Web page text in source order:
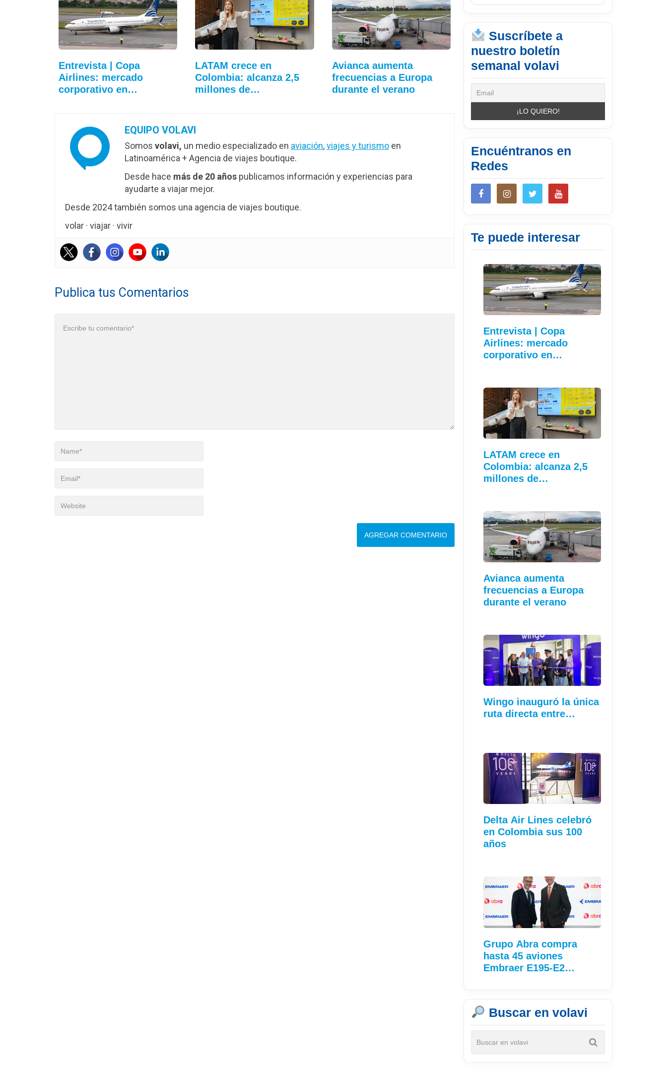
Entrevista | Copa
Airlines: mercado
corporativo en…
LATAM crece en
Colombia: alcanza 2,5
millones de…
Avianca aumenta
frecuencias a Europa
durante el verano
EQUIPO VOLAVI
Somos volavi, un medio especializado en aviación,viajes y turismo en
Latinoamérica + Agencia de viajes boutique.
Desde hace más de 20 años publicamos información y experiencias para
ayudarte a viajar mejor.
Desde 2024 también somos una agencia de viajes boutique.
volar · viajar · vivir
Publica tus Comentarios
Suscríbete a
nuestro boletín
semanal volavi
Encuéntranos en
Redes
Te puede interesar
Entrevista | Copa
Airlines: mercado
corporativo en…
LATAM crece en
Colombia: alcanza 2,5
millones de…
Avianca aumenta
frecuencias a Europa
durante el verano
Wingo inauguró la única
ruta directa entre…
Delta Air Lines celebró
en Colombia sus 100
años
Grupo Abra compra
hasta 45 aviones
Embraer E195-E2…
Buscar en volavi